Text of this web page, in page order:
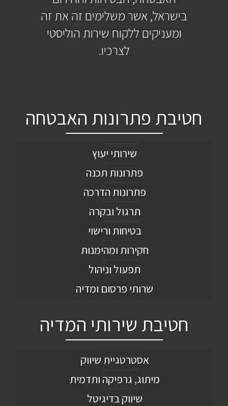
בישראל, אשר משלימים זה את זה
ומעניקים ללקוח שירות הוליסטי
לצרכיו.
חטיבת פתרונות האבטחה
שירותי יעוץ
פתרונות תכנה
פתרונות הדרכה
תרגול ובקרה
בטיחות ורישוי
חקירות ומהימנות
תפעול וניהול
שרותי פרסום ומדיה
חטיבת שירותי המדיה
אסטרטגיית שיווק
מיתוג, גרפיקה ותדמית
שיווק בדיגיטל